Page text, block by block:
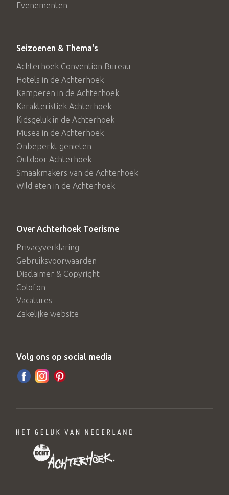
Evenementen
Seizoenen & Thema's
Achterhoek Convention Bureau
Hotels in de Achterhoek
Kamperen in de Achterhoek
Karakteristiek Achterhoek
Kidsgeluk in de Achterhoek
Musea in de Achterhoek
Onbeperkt genieten
Outdoor Achterhoek
Smaakmakers van de Achterhoek
Wild eten in de Achterhoek
Over Achterhoek Toerisme
Privacyverklaring
Gebruiksvoorwaarden
Disclaimer & Copyright
Colofon
Vacatures
Zakelijke website
Volg ons op social media